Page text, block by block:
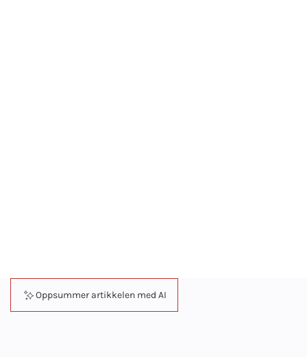
Oppsummer artikkelen med AI